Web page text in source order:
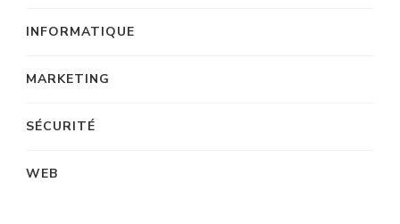
INFORMATIQUE
MARKETING
SÉCURITÉ
WEB